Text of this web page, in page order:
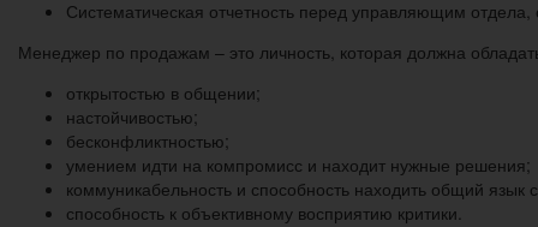
Систематическая отчетность перед управляющим отдела,
Менеджер по продажам – это личность, которая должна
открытостью в общении;
настойчивостью;
бесконфликтностью;
умением идти на компромисс и находит нужные решения;
коммуникабельность и способность находить общий
способность к объективному восприятию критики.